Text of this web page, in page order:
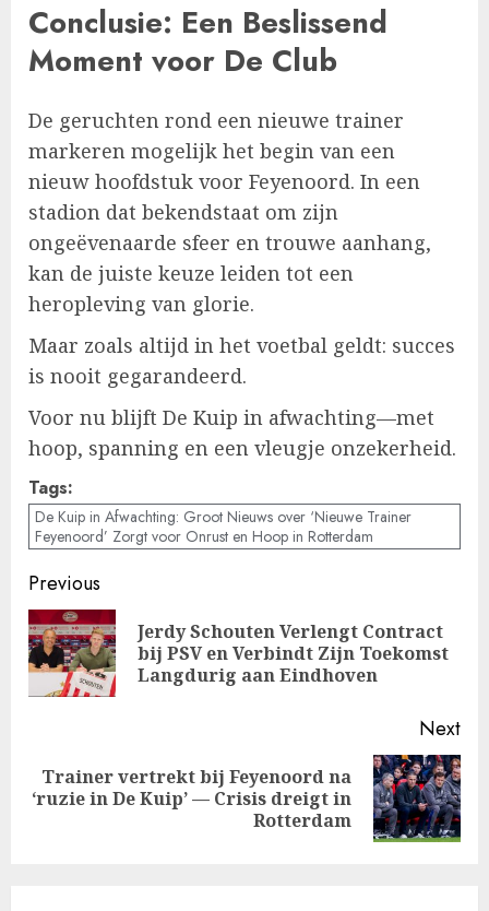
Conclusie: Een Beslissend
Moment voor De Club
De geruchten rond een nieuwe trainer
markeren mogelijk het begin van een
nieuw hoofdstuk voor Feyenoord. In een
stadion dat bekendstaat om zijn
ongeëvenaarde sfeer en trouwe aanhang,
kan de juiste keuze leiden tot een
heropleving van glorie.
Maar zoals altijd in het voetbal geldt: succes
is nooit gegarandeerd.
Voor nu blijft De Kuip in afwachting—met
hoop, spanning en een vleugje onzekerheid.
Tags:
De Kuip in Afwachting: Groot Nieuws over ‘Nieuwe Trainer
Feyenoord’ Zorgt voor Onrust en Hoop in Rotterdam
Post
navigation
Previous
Jerdy Schouten Verlengt Contract
bij PSV en Verbindt Zijn Toekomst
Langdurig aan Eindhoven
Next
Next
Trainer vertrekt bij Feyenoord na
‘ruzie in De Kuip’ — Crisis dreigt in
Rotterdam